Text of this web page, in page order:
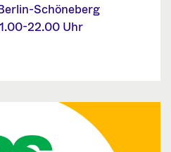
Schöneberg
22.00 Uhr